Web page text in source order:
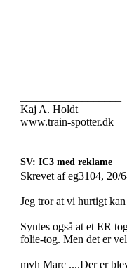
Kaj A. Holdt
www.train-spotter.dk
SV: IC3 med reklame
Skrevet af eg3104, 20/
Jeg tror at vi hurtigt
Syntes også at et ER
folie-tog. Men det er
mvh Marc ....Der er